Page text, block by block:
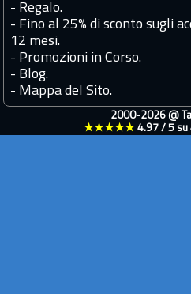
- Regalo.
- Fino al 25% di sconto sugli
12 mesi.
- Promozioni in Corso.
- Blog.
- Mappa del Sito.
2000-2026 @
★★★★★ 4.97/ 5su